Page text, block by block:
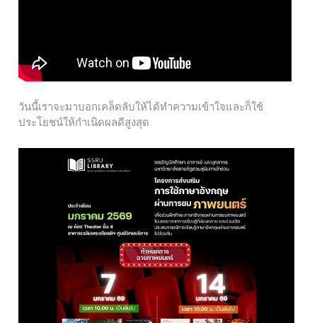
วันนี้เราจะมาบอกเคล็ดลับให้ได้ทำความเข้าใจและก็ใช้
ประโยชน์ให้กำเนิดผลดีสูงสุด